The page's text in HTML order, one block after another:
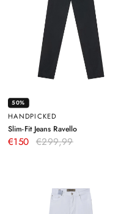
50%
HANDPICKED
Slim-Fit Jeans Ravello–
€150 €299,99